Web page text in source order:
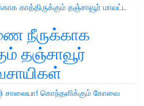
நீருக்காக
தஞ்சாவூர்